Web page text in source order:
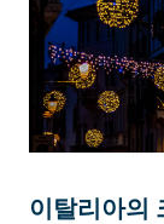
이탈리아의